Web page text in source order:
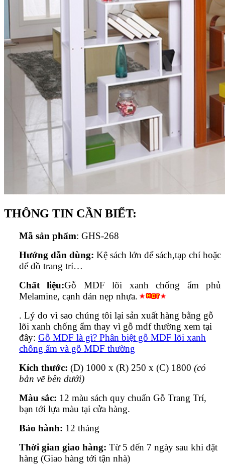
THÔNG TIN CẦN BIẾT:
Mã sản phẩm: GHS-268
Hướng dẫn dùng: Kệ sách lớn để sách,tạp chí hoặc
để đồ trang trí…
Chất liệu:Gỗ MDF lõi xanh chống ẩm phủ
Melamine, cạnh dán nẹp nhựa.
. Lý do vì sao chúng tôi lại sản xuất hàng bằng gỗ
lõi xanh chống ẩm thay vì gỗ mdf thường xem tại
đây: Gỗ MDF là gì? Phân biệt gỗ MDF lõi xanh
chống ẩm và gỗ MDF thường
Kích thước: (D) 1000 x (R) 250 x (C) 1800 (có
bản vẽ bên dưới)
Màu sắc: 12 màu sách quy chuẩn Gỗ Trang Trí,
bạn tới lựa màu tại cửa hàng.
Bảo hành: 12 tháng
Thời gian giao hàng: Từ 5 đến 7 ngày sau khi đặt
hàng (Giao hàng tới tận nhà)